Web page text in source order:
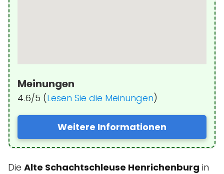
Meinungen
4.6/5 (Lesen Sie die Meinungen)
Weitere Informationen
Die Alte Schachtschleuse Henrichenburg in